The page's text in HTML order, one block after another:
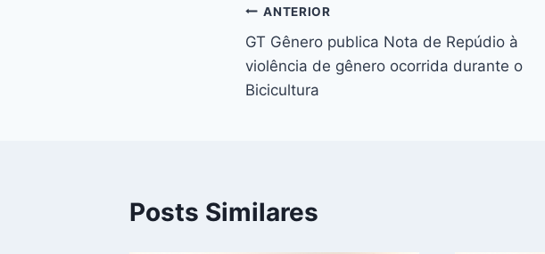
Navegação
de
Post
ANTERIOR
GT Gênero publica Nota de Repúdio à
violência de gênero ocorrida durante o
Bicicultura
Posts Similares